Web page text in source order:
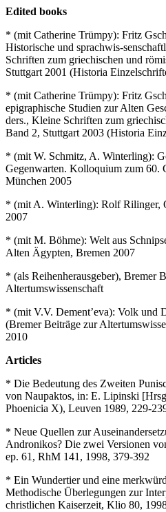
Edited books
* (mit Catherine Trümpy): Fritz
Historische und sprachwis-
Schriften zum griechischen und
Stuttgart 2001 (Historia
* (mit Catherine Trümpy): Fritz
epigraphische Studien zur Alten
ders., Kleine Schriften zum
Band 2, Stuttgart 2003 (Historia
* (mit W. Schmitz, A. Winterling):
Gegenwarten. Kolloquium zum 60.
München 2005
* (mit A. Winterling): Rolf Rilinger,
2007
* (mit M. Böhme): Welt aus
Alten Ägypten, Bremen 2007
* (als Reihenherausgeber), Bremer
Altertumswissenschaft
* (mit V.V. Dement’eva): Volk und
(Bremer Beiträge zur
2010
Articles
* Die Bedeutung des Zweiten
von Naupaktos, in: E. Lipinski
Phoenicia X), Leuven 1989, 229-
* Neue Quellen zur
Andronikos? Die zwei Versionen
ep. 61, RhM 141, 1998, 379-392
* Ein Wundertier und eine
Methodische Überlegungen zur
christlichen Kaiserzeit, Klio 80,